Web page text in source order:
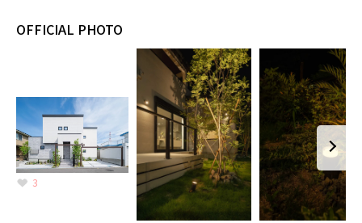
OFFICIAL PHOTO
3